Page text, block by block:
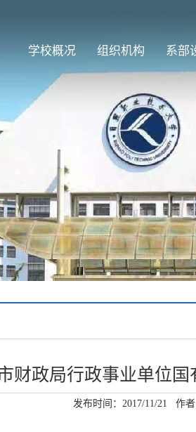
学校概况 组织机构 系部
财政局行政事业单位
发布时间：2017/11/21 作者